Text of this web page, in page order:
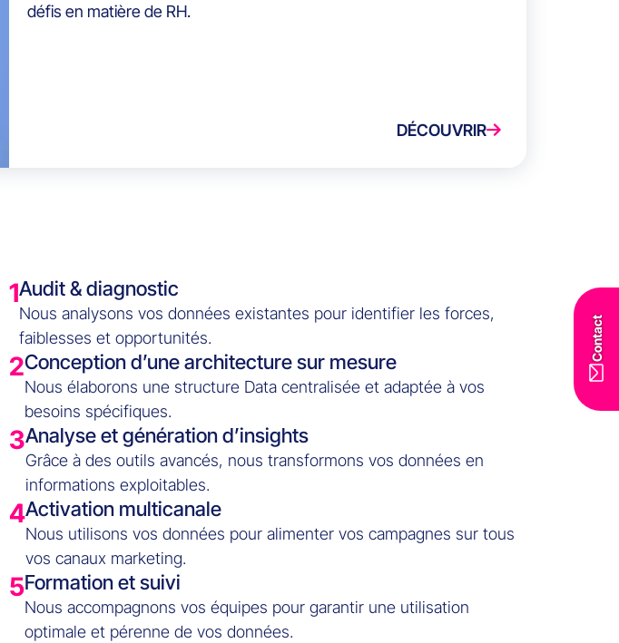
Contact
défis en matière de RH.
DÉCOUVRIR
1Audit & diagnostic
Nous analysons vos données existantes pour identifier les forces,
faiblesses et opportunités.
2Conception d’une architecture sur mesure
Nous élaborons une structure Data centralisée et adaptée à vos
besoins spécifiques.
3Analyse et génération d’insights
Grâce à des outils avancés, nous transformons vos données en
informations exploitables.
4Activation multicanale
Nous utilisons vos données pour alimenter vos campagnes sur tous
vos canaux marketing.
5Formation et suivi
Nous accompagnons vos équipes pour garantir une utilisation
optimale et pérenne de vos données.